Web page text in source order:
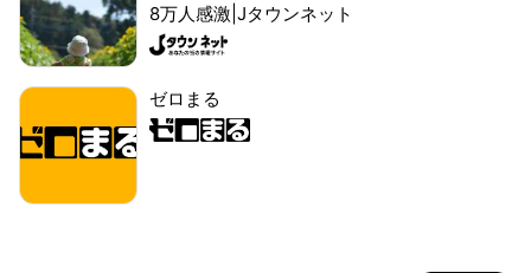
8万人感激|Jタウンネット
ゼロまる